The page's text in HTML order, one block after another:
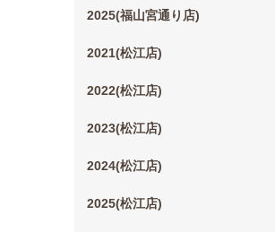
2025(福山宮通り店)
2021(松江店)
2022(松江店)
2023(松江店)
2024(松江店)
2025(松江店)